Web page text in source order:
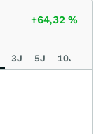
+64,32%
3J 5J 10J